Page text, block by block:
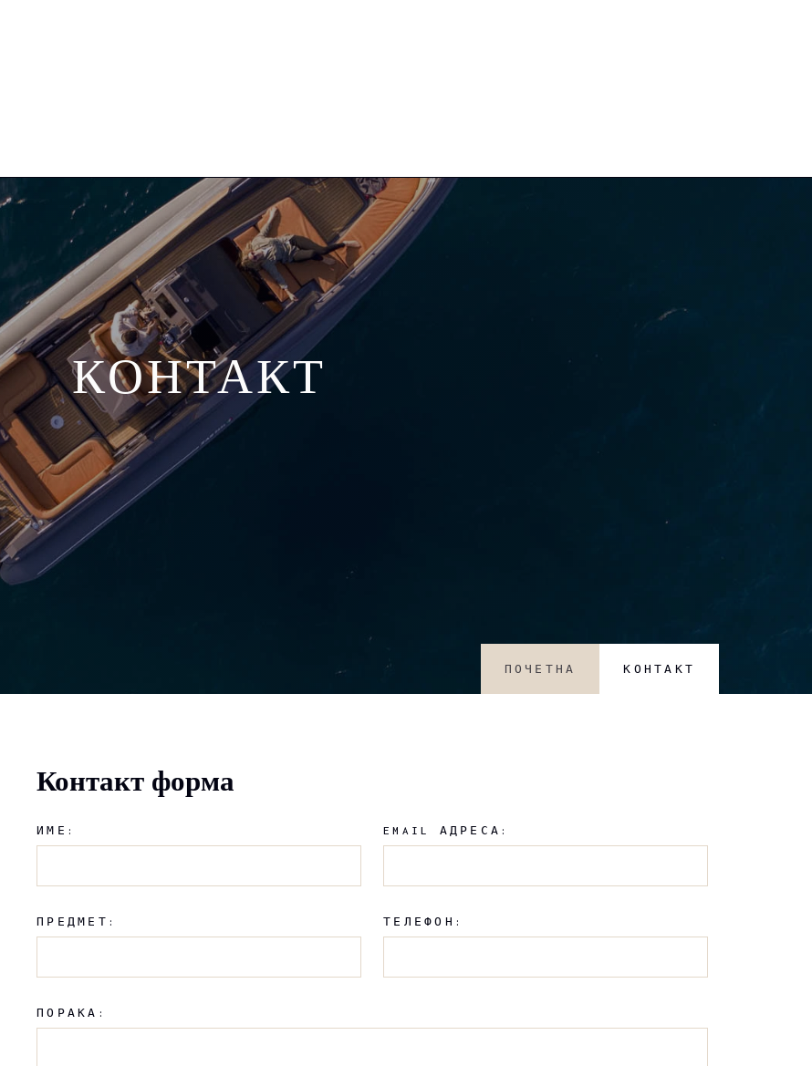
ПОЧЕТНА КОНТАКТ
КОНТАКТ
Контакт форма
ИМЕ: EMAIL АДРЕСА:
ПРЕДМЕТ: ТЕЛЕФОН:
ПОРАКА: